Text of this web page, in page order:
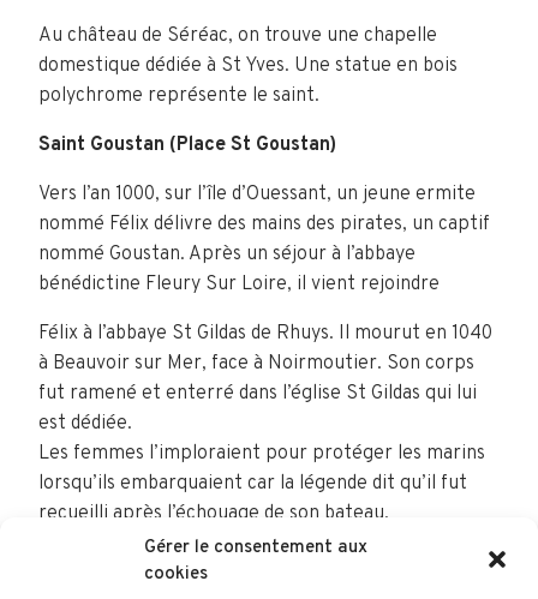
Gérer le consentement aux
cookies
Au château de Séréac, on trouve une chapelle
domestique dédiée à St Yves. Une statue en bois
polychrome représente le saint.
Saint Goustan (Place St Goustan)
Vers l’an 1000, sur l’île d’Ouessant, un jeune ermite
nommé Félix délivre des mains des pirates, un captif
nommé Goustan. Après un séjour à l’abbaye
bénédictine Fleury Sur Loire, il vient rejoindre
Félix à l’abbaye St Gildas de Rhuys. Il mourut en 1040
à Beauvoir sur Mer, face à Noirmoutier. Son corps
fut ramené et enterré dans l’église St Gildas qui lui
est dédiée.
Les femmes l’imploraient pour protéger les marins
lorsqu’ils embarquaient car la légende dit qu’il fut
recueilli après l’échouage de son bateau.
Saint Antoine (Chapelle de Penesclus)